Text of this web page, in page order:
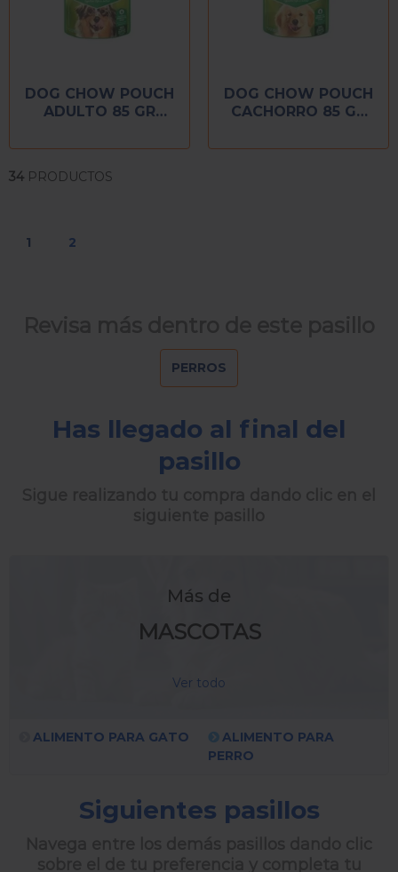
DOG CHOW POUCH
ADULTO 85 GR
DOG CHOW POUCH
CACHORRO 85 GR
34 PRODUCTOS
1 2
PERROS
Has llegado al final del
pasillo
Más de
MASCOTAS
Ver todo
ALIMENTO PARA GATO
ALIMENTO PARA
PERRO
Siguientes pasillos